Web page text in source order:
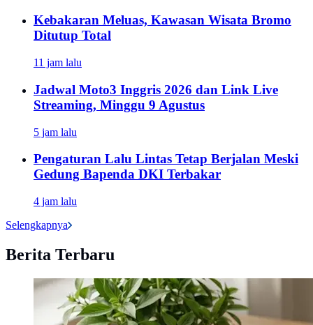
Kebakaran Meluas, Kawasan Wisata Bromo
Ditutup Total
11 jam lalu
Jadwal Moto3 Inggris 2026 dan Link Live
Streaming, Minggu 9 Agustus
5 jam lalu
Pengaturan Lalu Lintas Tetap Berjalan Meski
Gedung Bapenda DKI Terbakar
4 jam lalu
Selengkapnya
Berita Terbaru